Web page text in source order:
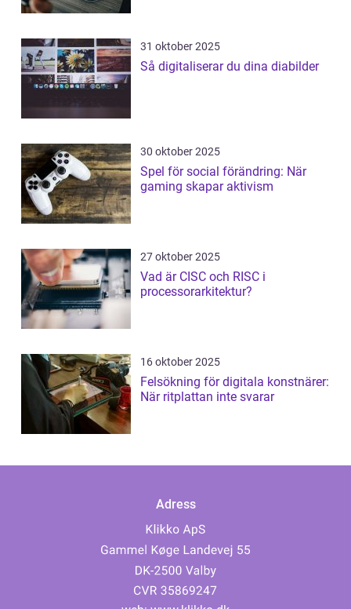
31 oktober 2025
Så digitaliserar du dina diabilder
30 oktober 2025
Spel för social förändring: När
gaming skapar aktivism
27 oktober 2025
Vad är CISC och RISC i
processorarkitektur?
16 oktober 2025
Felsökning för digitala konstnärer:
När ritplattan inte svarar
Adress